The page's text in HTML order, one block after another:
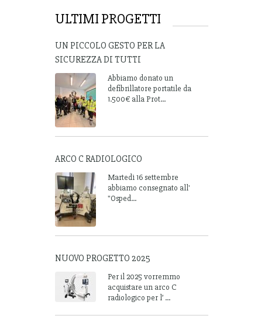
ULTIMI PROGETTI
UN PICCOLO GESTO PER LA
SICUREZZA DI TUTTI
Abbiamo donato un
defibrillatore portatile da
1.500€ alla Prot...
ARCO C RADIOLOGICO
Martedì 16 settembre
abbiamo consegnato all'
"Osped...
NUOVO PROGETTO 2025
Per il 2025 vorremmo
acquistare un arco C
radiologico per l’ ...